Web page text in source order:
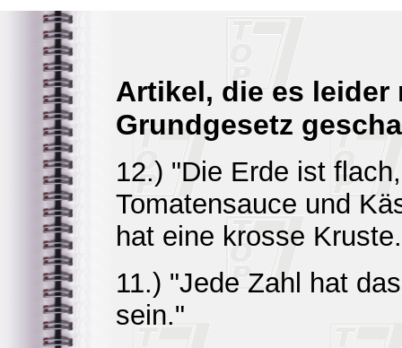
Artikel, die es leider
Grundgesetz
12.) "Die Erde ist
Tomatensauce und
hat eine krosse
11.) "Jede Zahl hat
sein."